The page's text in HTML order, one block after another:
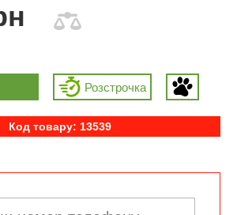
Розcтрочка
Код товару: 13539